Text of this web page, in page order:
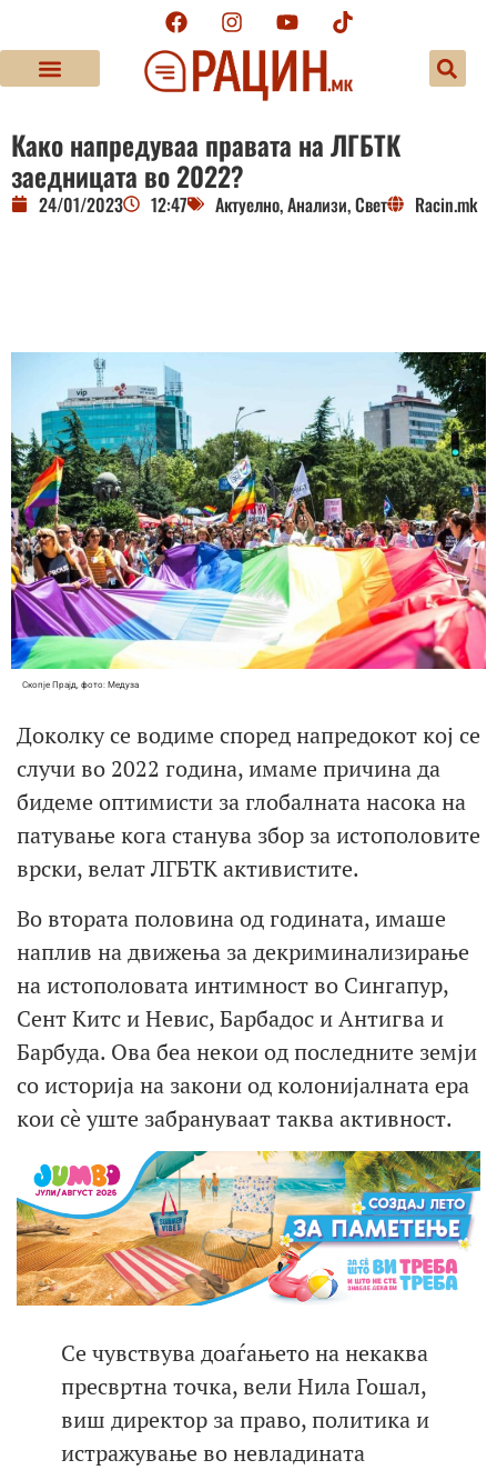
Како напредуваа правата на ЛГБТК
заедницата во 2022?
24/01/2023 12:47 Актуелно,Анализи,Свет Racin.mk
Скопје Прајд, фото: Медуза
Доколку се водиме според напредокот кој се
случи во 2022 година, имаме причина да
бидеме оптимисти за глобалната насока на
патување кога станува збор за истополовите
врски, велат ЛГБТК активистите.
Во втората половина од годината, имаше
наплив на движења за декриминализирање
на истополовата интимност во Сингапур,
Сент Китс и Невис, Барбадос и Антигва и
Барбуда. Ова беа некои од последните земји
со историја на закони од колонијалната ера
кои сè уште забрануваат таква активност.
Се чувствува доаѓањето на некаква
пресвртна точка, вели Нила Гошал,
виш директор за право, политика и
истражување во невладината